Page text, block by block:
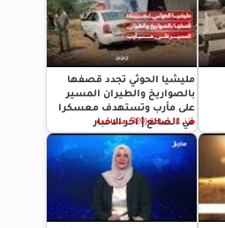
مليشيا الحوثي تجدد قصفها
بالصواريخ والطيران المسير
على مأرب وتستهدف معسكرا
في الضالع | اخر الاخبار
منذ 11 ساعة (320) مشاهده